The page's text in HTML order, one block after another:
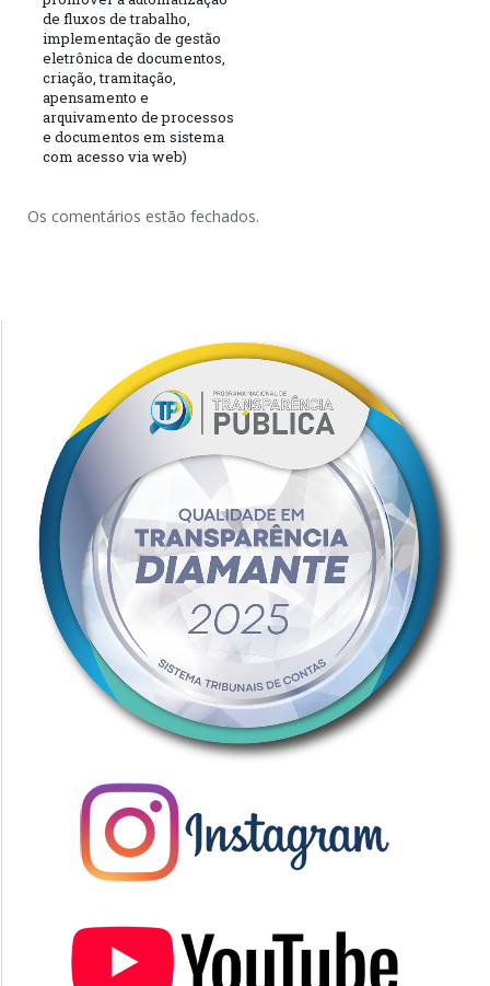
de fluxos de trabalho,
implementação de gestão
eletrônica de documentos,
criação, tramitação,
apensamento e
arquivamento de processos
e documentos em sistema
com acesso via web)
Os comentários estão fechados.